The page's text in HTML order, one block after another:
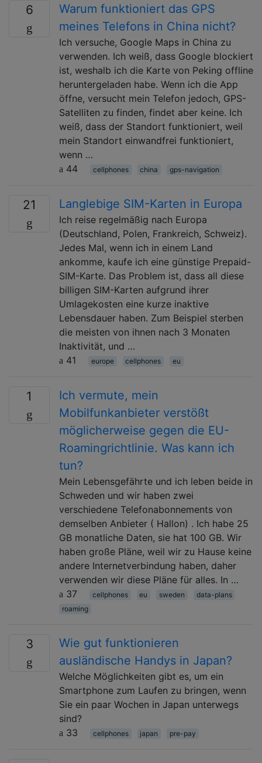
6
Warum funktioniert das GPS
meines Telefons in China nicht?
Ich versuche, Google Maps in China zu
verwenden. Ich weiß, dass Google blockiert
ist, weshalb ich die Karte von Peking offline
heruntergeladen habe. Wenn ich die App
öffne, versucht mein Telefon jedoch, GPS-
Satelliten zu finden, findet aber keine. Ich
weiß, dass der Standort funktioniert, weil
mein Standort einwandfrei funktioniert,
wenn …
44
cellphones china gps-navigation
21 Langlebige SIM-Karten in Europa
Ich reise regelmäßig nach Europa
(Deutschland, Polen, Frankreich, Schweiz).
Jedes Mal, wenn ich in einem Land
ankomme, kaufe ich eine günstige Prepaid-
SIM-Karte. Das Problem ist, dass all diese
billigen SIM-Karten aufgrund ihrer
Umlagekosten eine kurze inaktive
Lebensdauer haben. Zum Beispiel sterben
die meisten von ihnen nach 3 Monaten
Inaktivität, und …
41
europe cellphones eu
1
Ich vermute, mein
Mobilfunkanbieter verstößt
möglicherweise gegen die EU-
Roamingrichtlinie. Was kann ich
tun?
Mein Lebensgefährte und ich leben beide in
Schweden und wir haben zwei
verschiedene Telefonabonnements von
demselben Anbieter ( Hallon) . Ich habe 25
GB monatliche Daten, sie hat 100 GB. Wir
haben große Pläne, weil wir zu Hause keine
andere Internetverbindung haben, daher
verwenden wir diese Pläne für alles. In …
37
cellphones eu sweden
data-plans
roaming
3
Wie gut funktionieren
ausländische Handys in Japan?
Welche Möglichkeiten gibt es, um ein
Smartphone zum Laufen zu bringen, wenn
Sie ein paar Wochen in Japan unterwegs
sind?
33
cellphones japan pre-pay